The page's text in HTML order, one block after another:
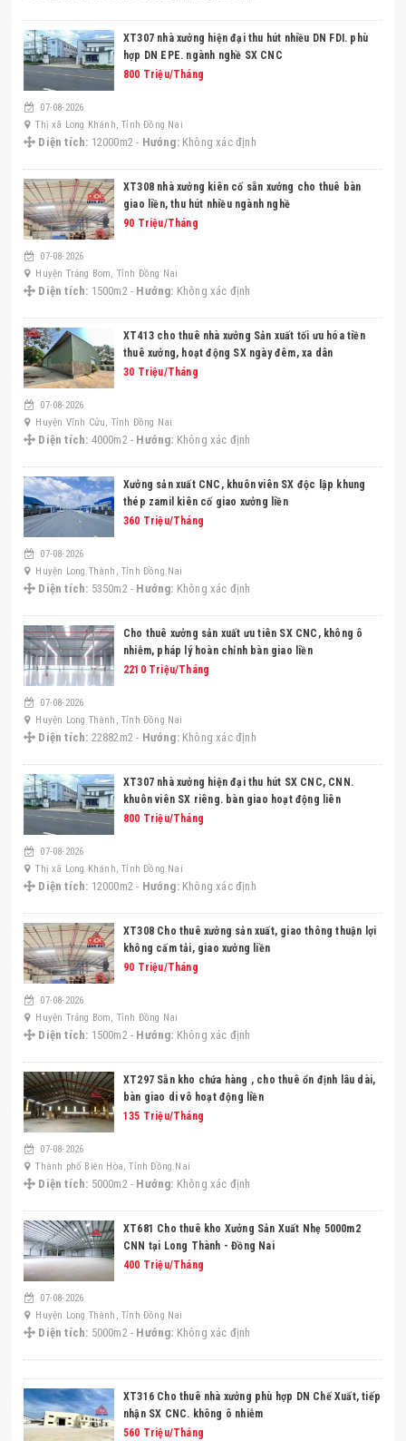
XT307 nhà xưởng hiện đại thu hút nhiều DN FDI. phù
hợp DN EPE. ngành nghề SX CNC
800 Triệu/Tháng
07-08-2026
Thị xã Long Khánh, Tỉnh Đồng Nai
Diện tích: 12000m2 - Hướng: Không xác định
XT308 nhà xưởng kiên cố sẵn xưởng cho thuê bàn
giao liền, thu hút nhiều ngành nghề
90 Triệu/Tháng
07-08-2026
Huyện Trảng Bom, Tỉnh Đồng Nai
Diện tích: 1500m2 - Hướng: Không xác định
XT413 cho thuê nhà xưởng Sản xuất tối ưu hóa tiền
thuê xưởng, hoạt động SX ngày đêm, xa dân
30 Triệu/Tháng
07-08-2026
Huyện Vĩnh Cửu, Tỉnh Đồng Nai
Diện tích: 4000m2 - Hướng: Không xác định
Xưởng sản xuất CNC, khuôn viên SX độc lập khung
thép zamil kiên cố giao xưởng liền
360 Triệu/Tháng
07-08-2026
Huyện Long Thành, Tỉnh Đồng Nai
Diện tích: 5350m2 - Hướng: Không xác định
cho thuê xưởng sản xuất ưu tiên SX CNC, không ô
nhiễm, pháp lý hoàn chỉnh bàn giao liền
2210 Triệu/Tháng
07-08-2026
Huyện Long Thành, Tỉnh Đồng Nai
Diện tích: 22882m2 - Hướng: Không xác định
XT307 nhà xưởng hiện đại thu hút SX CNC, CNN.
khuôn viên SX riêng. bàn giao hoạt động liên
800 Triệu/Tháng
07-08-2026
Thị xã Long Khánh, Tỉnh Đồng Nai
Diện tích: 12000m2 - Hướng: Không xác định
XT308 Cho thuê xưởng sản xuất, giao thông thuận lợi
không cấm tải, giao xưởng liền
90 Triệu/Tháng
07-08-2026
Huyện Trảng Bom, Tỉnh Đồng Nai
Diện tích: 1500m2 - Hướng: Không xác định
XT297 Sẵn kho chứa hàng , cho thuê ổn định lâu dài,
bàn giao di vô hoạt động liền
135 Triệu/Tháng
07-08-2026
Thành phố Biên Hòa, Tỉnh Đồng Nai
Diện tích: 5000m2 - Hướng: Không xác định
XT681 Cho thuê kho Xưởng Sản Xuất Nhẹ 5000m2
CNN tại Long Thành - Đồng Nai
400 Triệu/Tháng
07-08-2026
Huyện Long Thành, Tỉnh Đồng Nai
Diện tích: 5000m2 - Hướng: Không xác định
XT316 Cho thuê nhà xưởng phù hợp DN Chế Xuất, tiếp
nhận SX CNC. không ô nhiễm
560 Triệu/Tháng